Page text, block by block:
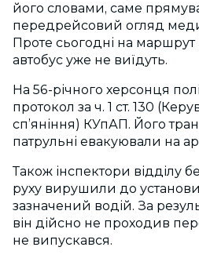
його словами, саме
передрейсовий огляд
Проте сьогодні на маршрут
автобус уже не виїдуть.
На 56-річного херсонця
протокол за ч. 1 ст. 130
сп’яніння) КУпАП. Його
патрульні евакуювали на
Також інспектори відділу
руху вирушили до
зазначений водій. За
він дійсно не проходив
не випускався.